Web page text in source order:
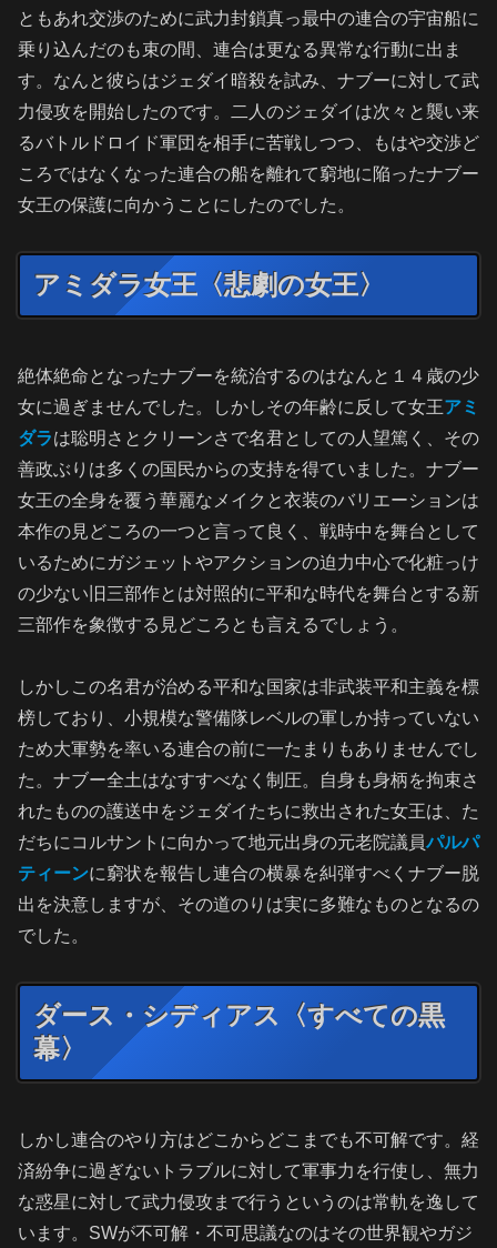
ともあれ交渉のために武力封鎖真っ最中の連合の宇宙船に
乗り込んだのも束の間、連合は更なる異常な行動に出ま
す。なんと彼らはジェダイ暗殺を試み、ナブーに対して武
力侵攻を開始したのです。二人のジェダイは次々と襲い来
るバトルドロイド軍団を相手に苦戦しつつ、もはや交渉ど
ころではなくなった連合の船を離れて窮地に陥ったナブー
女王の保護に向かうことにしたのでした。
アミダラ女王〈悲劇の女王〉
絶体絶命となったナブーを統治するのはなんと１４歳の少
女に過ぎませんでした。しかしその年齢に反して女王アミ
ダラは聡明さとクリーンさで名君としての人望篤く、その
善政ぶりは多くの国民からの支持を得ていました。ナブー
女王の全身を覆う華麗なメイクと衣装のバリエーションは
本作の見どころの一つと言って良く、戦時中を舞台として
いるためにガジェットやアクションの迫力中心で化粧っけ
の少ない旧三部作とは対照的に平和な時代を舞台とする新
三部作を象徴する見どころとも言えるでしょう。
しかしこの名君が治める平和な国家は非武装平和主義を標
榜しており、小規模な警備隊レベルの軍しか持っていない
ため大軍勢を率いる連合の前に一たまりもありませんでし
た。ナブー全土はなすすべなく制圧。自身も身柄を拘束さ
れたものの護送中をジェダイたちに救出された女王は、た
だちにコルサントに向かって地元出身の元老院議員パルパ
ティーンに窮状を報告し連合の横暴を糾弾すべくナブー脱
出を決意しますが、その道のりは実に多難なものとなるの
でした。
ダース・シディアス〈すべての黒
幕〉
しかし連合のやり方はどこからどこまでも不可解です。経
済紛争に過ぎないトラブルに対して軍事力を行使し、無力
な惑星に対して武力侵攻まで行うというのは常軌を逸して
います。SWが不可解・不可思議なのはその世界観やガジ